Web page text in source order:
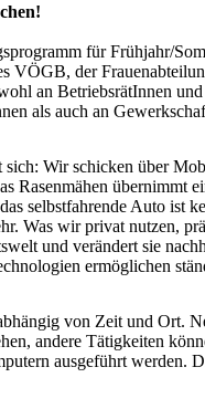
für Frühjahr/
VÖGB, der
an BetriebsrätInnen und
als auch an
sich: Wir schicken über
Rasenmähen übernimmt
selbstfahrende Auto ist
Was wir privat nutzen,
und verändert sie
ermöglichen
von Zeit und Ort.
andere Tätigkeiten
ausgeführt werden.